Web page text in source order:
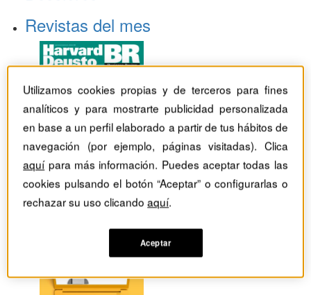
Revistas del mes
Utilizamos cookies propias y de terceros para fines
analíticos y para mostrarte publicidad personalizada
en base a un perfil elaborado a partir de tus hábitos de
navegación (por ejemplo, páginas visitadas). Clica
aquípara más información. Puedes aceptar todas las
cookies pulsando el botón “Aceptar” o configurarlas o
rechazar su uso clicandoaquí.
Aceptar